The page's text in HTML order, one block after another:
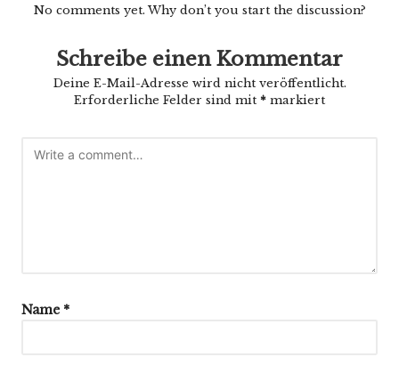
No comments yet. Why don’t you start the discussion?
Schreibe einen Kommentar
Deine E-Mail-Adresse wird nicht veröffentlicht.
Erforderliche Felder sind mit * markiert
Name *